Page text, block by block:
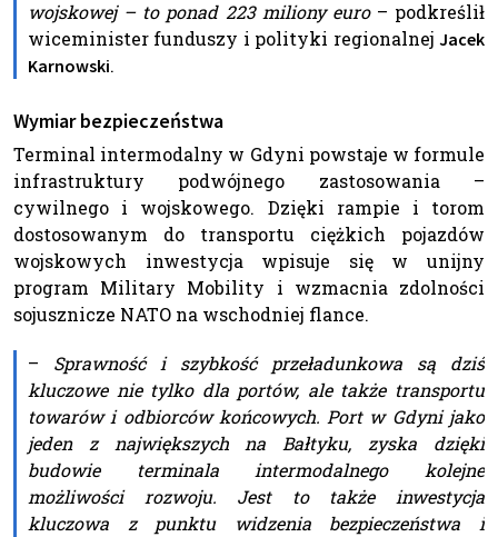
wojskowej – to ponad 223 miliony euro– podkreślił
wiceminister funduszy i polityki regionalnej Jacek
Karnowski.
Wymiar bezpieczeństwa
Terminal intermodalny w Gdyni powstaje w formule
infrastruktury podwójnego zastosowania –
cywilnego i wojskowego. Dzięki rampie i torom
dostosowanym do transportu ciężkich pojazdów
wojskowych inwestycja wpisuje się w unijny
program Military Mobility i wzmacnia zdolności
sojusznicze NATO na wschodniej flance.
– Sprawność i szybkość przeładunkowa są dziś
kluczowe nie tylko dla portów, ale także transportu
towarów i odbiorców końcowych. Port w Gdyni jako
jeden z największych na Bałtyku, zyska dzięki
budowie terminala intermodalnego kolejne
możliwości rozwoju. Jest to także inwestycja
kluczowa z punktu widzenia bezpieczeństwa i